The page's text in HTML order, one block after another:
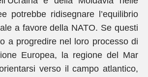
potrebbe ridisegnare l’equilibrio
a favore della NATO. Se questi
a progredire nel loro processo di
Europea, la regione del Mar
verso il campo atlantico,